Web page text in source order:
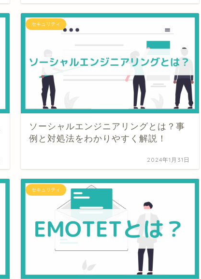
セキュリティ
ソーシャルエンジニアリングとは？事
例と対処法をわかりやすく解説！
2024年1月31日
セキュリティ